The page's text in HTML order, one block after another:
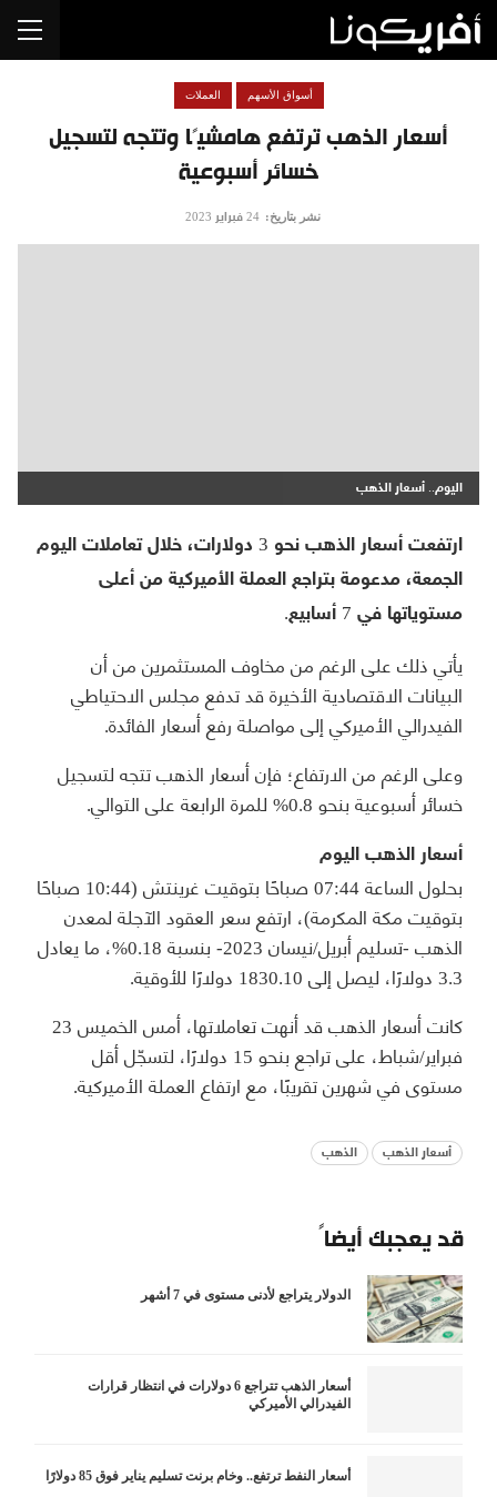
أسعار الذهب ترتفع هامشيًا وتتجه لتسجيل
خسائر أسبوعية
أسواق الأسهم العملات
نشر بتاريخ: 24 فبراير 2023
اليوم.. أسعار الذهب
ارتفعت أسعار الذهب نحو 3 دولارات، خلال تعاملات اليوم
الجمعة، مدعومة بتراجع العملة الأميركية من أعلى
مستوياتها في 7 أسابيع.
يأتي ذلك على الرغم من مخاوف المستثمرين من أن
البيانات الاقتصادية الأخيرة قد تدفع مجلس الاحتياطي
الفيدرالي الأميركي إلى مواصلة رفع أسعار الفائدة.
وعلى الرغم من الارتفاع؛ فإن أسعار الذهب تتجه لتسجيل
خسائر أسبوعية بنحو 0.8% للمرة الرابعة على التوالي.
أسعار الذهب اليوم
بحلول الساعة 07:44 صباحًا بتوقيت غرينتش (10:44 صباحًا
بتوقيت مكة المكرمة)، ارتفع سعر العقود الآجلة لمعدن
الذهب -تسليم أبريل/نيسان 2023- بنسبة 0.18%، ما يعادل
3.3 دولارًا، ليصل إلى 1830.10 دولارًا للأوقية.
كانت أسعار الذهب قد أنهت تعاملاتها، أمس الخميس 23
فبراير/شباط، على تراجع بنحو 15 دولارًا، لتسجّل أقل
مستوى في شهرين تقريبًا، مع ارتفاع العملة الأميركية.
أسعار الذهب الذهب
قد يعجبك أيضاً
الدولار يتراجع لأدنى مستوى في 7 أشهر
أسعار الذهب تتراجع 6 دولارات في انتظار قرارات
الفيدرالي الأميركي
أسعار النفط ترتفع.. وخام برنت تسليم يناير فوق 85 دولارًا